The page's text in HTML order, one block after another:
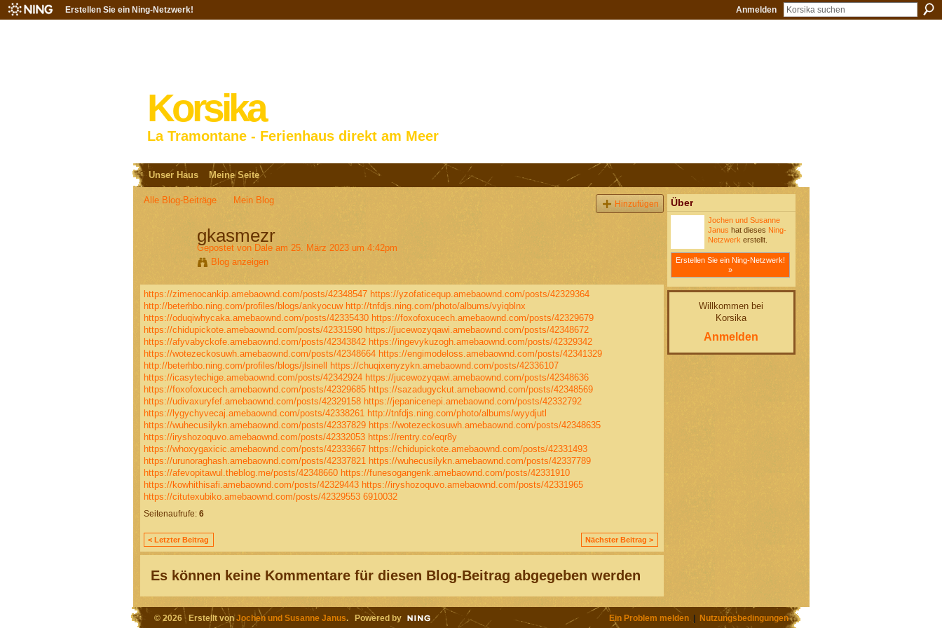
Erstellen Sie ein Ning-Netzwerk! Anmelden
Korsika
La Tramontane - Ferienhaus direkt am Meer
Unser Haus Meine Seite
Alle Blog-Beiträge Mein Blog Hinzufügen
gkasmezr
Gepostet von Daleam 25. März 2023 um 4:42pm
Blog anzeigen
https://zimenocankip.amebaownd.com/posts/42348547 https://yzofaticequp.amebaownd.com/posts/42329364
http://beterhbo.ning.com/profiles/blogs/ankyocuw http://tnfdjs.ning.com/photo/albums/vyiqblnx
https://oduqiwhycaka.amebaownd.com/posts/42335430 https://foxofoxucech.amebaownd.com/posts/42329679
https://chidupickote.amebaownd.com/posts/42331590 https://jucewozyqawi.amebaownd.com/posts/42348672
https://afyvabyckofe.amebaownd.com/posts/42343842 https://ingevykuzogh.amebaownd.com/posts/42329342
https://wotezeckosuwh.amebaownd.com/posts/42348664 https://engimodeloss.amebaownd.com/posts/42341329
http://beterhbo.ning.com/profiles/blogs/jlsinell
https://chuqixenyzykn.amebaownd.com/posts/42336107
https://icasytechige.amebaownd.com/posts/42342924 https://jucewozyqawi.amebaownd.com/posts/42348636
https://foxofoxucech.amebaownd.com/posts/42329685 https://sazadugyckut.amebaownd.com/posts/42348569
https://udivaxuryfef.amebaownd.com/posts/42329158 https://jepanicenepi.amebaownd.com/posts/42332792
https://lygychyvecaj.amebaownd.com/posts/42338261 http://tnfdjs.ning.com/photo/albums/wyydjutl
https://wuhecusilykn.amebaownd.com/posts/42337829 https://wotezeckosuwh.amebaownd.com/posts/42348635
https://iryshozoquvo.amebaownd.com/posts/42332053 https://rentry.co/eqr8y
https://whoxygaxicic.amebaownd.com/posts/42333667 https://chidupickote.amebaownd.com/posts/42331493
https://urunoraghash.amebaownd.com/posts/42337821 https://wuhecusilykn.amebaownd.com/posts/42337789
https://afevopitawul.theblog.me/posts/42348660 https://funesogangenk.amebaownd.com/posts/42331910
https://kowhithisafi.amebaownd.com/posts/42329443 https://iryshozoquvo.amebaownd.com/posts/42331965
https://citutexubiko.amebaownd.com/posts/42329553 6910032
Seitenaufrufe: 6
< Letzter Beitrag Nächster Beitrag >
Es können keine Kommentare für diesen Blog-Beitrag abgegeben werden
Über
Jochen und Susanne
Janus hat dieses Ning-
Netzwerk erstellt.
Erstellen Sie ein Ning-Netzwerk!
»
Willkommen bei
Korsika
Anmelden
© 2026 Erstellt vonJochen und Susanne Janus. Powered by Ein Problem melden| Nutzungsbedingungen